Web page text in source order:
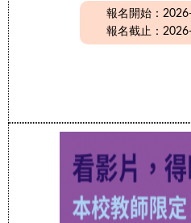
報名開始：
報名截止：